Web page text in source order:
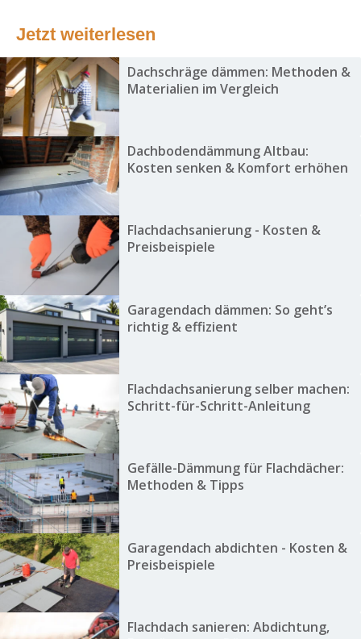
Jetzt weiterlesen
Dachschräge dämmen: Methoden &
Materialien im Vergleich
Dachbodendämmung Altbau:
Kosten senken & Komfort erhöhen
Flachdachsanierung - Kosten &
Preisbeispiele
Garagendach dämmen: So geht’s
richtig & effizient
Flachdachsanierung selber machen:
Schritt-für-Schritt-Anleitung
Gefälle-Dämmung für Flachdächer:
Methoden & Tipps
Garagendach abdichten - Kosten &
Preisbeispiele
Flachdach sanieren: Abdichtung,